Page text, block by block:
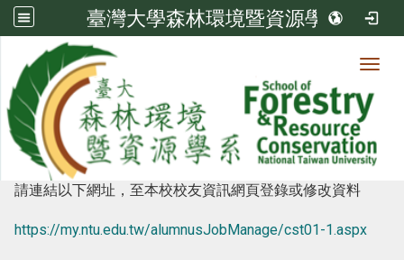
臺灣大學森林環境暨資源學系
瀏覽人次: 49858
畢業生表現
請連結以下網址，至本校校友資訊網頁登錄或修改資料
https://my.ntu.edu.tw/alumnusJobManage/cst01-1.aspx